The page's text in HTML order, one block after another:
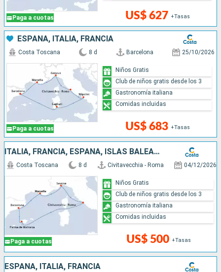
Paga a cuotas US$ 627 +Tasas
ESPAÑA, ITALIA, FRANCIA
Paga a cuotas
Costa Toscana 8 d Barcelona 25/10/2026
US$ 683 +Tasas
Niños Gratis
Club de niños gratis desde los 3
Gastronomía italiana
Comidas incluidas
ITALIA, FRANCIA, ESPAÑA, ISLAS BALEARES
Paga a cuotas
Costa Toscana 8 d Civitavecchia - Roma 04/12/2026
US$ 500 +Tasas
Niños Gratis
Club de niños gratis desde los 3
Gastronomía italiana
Comidas incluidas
ESPAÑA, ITALIA, FRANCIA